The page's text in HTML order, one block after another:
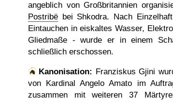
angeblich von Großbritannien
Postribë bei Shkodra. Nach
Eintauchen in eiskaltes Wasser,
Gliedmaße - wurde er in einem
schließlich erschossen.
Kanonisation: Franziskus Gjini
von Kardinal Angelo Amato im
zusammen mit weiteren 37